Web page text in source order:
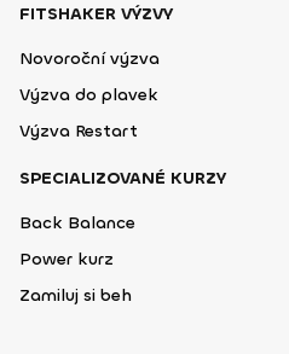
FITSHAKER VÝZVY
Novoroční výzva
Výzva do plavek
Výzva Restart
SPECIALIZOVANÉ KURZY
Back Balance
Power kurz
Zamiluj si beh